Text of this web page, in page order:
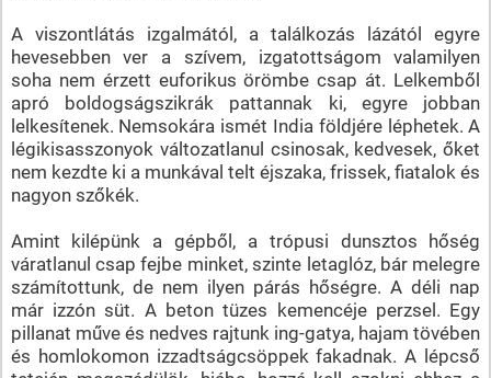
A viszontlátás izgalmától, a találkozás lázától egyre
hevesebben ver a szívem, izgatottságom valamilyen
soha nem érzett euforikus örömbe csap át. Lelkemből
apró boldogságszikrák pattannak ki, egyre jobban
lelkesítenek. Nemsokára ismét India földjére léphetek. A
légikisasszonyok változatlanul csinosak, kedvesek, őket
nem kezdte ki a munkával telt éjszaka, frissek, fiatalok és
nagyon szőkék.
Amint kilépünk a gépből, a trópusi dunsztos hőség
váratlanul csap fejbe minket, szinte letaglóz, bár melegre
számítottunk, de nem ilyen párás hőségre. A déli nap
már izzón süt. A beton tüzes kemencéje perzsel. Egy
pillanat műve és nedves rajtunk ing-gatya, hajam tövében
és homlokomon izzadtságcsöppek fakadnak. A lépcső